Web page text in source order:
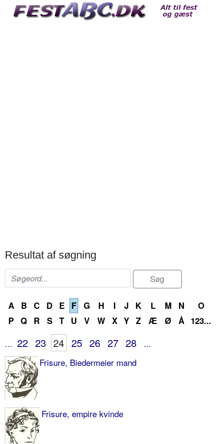
Resultat af søgning
A B C D E F G H I J K L M N
O
P Q R S T U V W X Y Z Æ Ø Å 123...
... 22 23 24 25 26 27 28
...
Frisure, Biedermeier mand
Frisure, empire kvinde